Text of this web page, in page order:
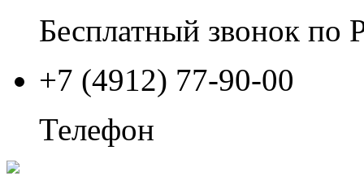
Бесплатный звонок по
+7 (4912) 77-90-00
Телефон